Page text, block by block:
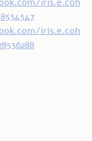
iris.e.coh